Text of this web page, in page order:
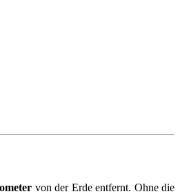
von der Erde entfernt. Ohne die